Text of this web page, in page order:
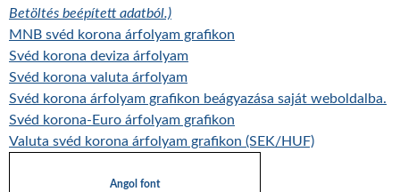
Betöltés beépített adatból.)
MNB svéd korona árfolyam grafikon
Svéd korona deviza árfolyam
Svéd korona valuta árfolyam
Svéd korona árfolyam grafikon beágyazása saját weboldalba.
Svéd korona-Euro árfolyam grafikon
Valuta svéd korona árfolyam grafikon (SEK/HUF)
Angol font